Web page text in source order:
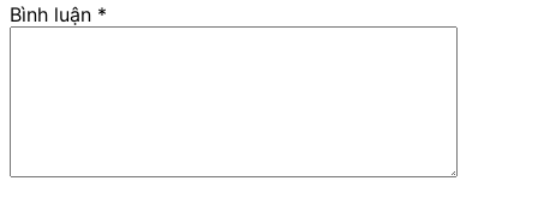
Bình luận *